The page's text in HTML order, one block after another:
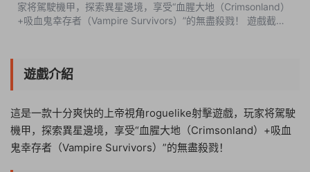
家将駕駛機甲，探索異星邊境，享受“血腥大地（Crimsonland）
+吸血鬼幸存者（Vampire Survivors）”的無盡殺戮！ 遊戲截圖
遊戲介紹
這是一款十分爽快的上帝視角roguelike射擊遊戲，玩家将駕駛
機甲，探索異星邊境，享受“血腥大地（Crimsonland）+吸血
鬼幸存者（Vampire Survivors）”的無盡殺戮！